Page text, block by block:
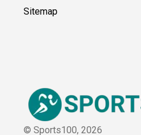
Sitemap
© Sports100, 2026